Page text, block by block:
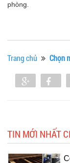
phòng.
Trang chủ Chọn
Share
TIN MỚI NHẤT